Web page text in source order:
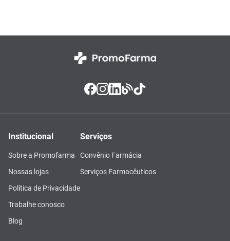
Institucional
Sobre a Promofarma
Nossas lojas
Política de Privacidade
Trabalhe conosco
Blog
Serviços
Convênio Farmácia
Serviços Farmacêuticos